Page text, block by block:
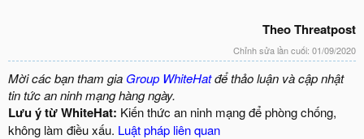
Theo Threatpost
Chỉnh sửa lần cuối: 01/09/2020
Mời các bạn tham gia Group WhiteHatđể thảo luận và cập nhật
tin tức an ninh mạng hàng ngày.
Lưu ý từ WhiteHat: Kiến thức an ninh mạng để phòng chống,
không làm điều xấu. Luật pháp liên quan